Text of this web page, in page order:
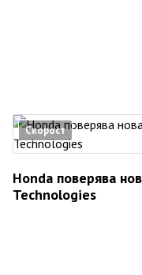
Скорост
Honda поверява
Technologies